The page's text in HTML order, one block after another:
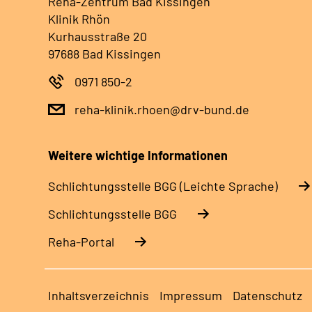
Klinik Rhön
Kurhausstraße 20
97688 Bad Kissingen
0971 850-2
reha-klinik.rhoen@drv-bund.de
Weitere wichtige Informationen
Schlich­tungs­stel­le BGG (Leichte Sprache)
Schlich­tungs­stel­le BGG
Reha-Portal
Inhaltsverzeichnis Impressum Datenschutz